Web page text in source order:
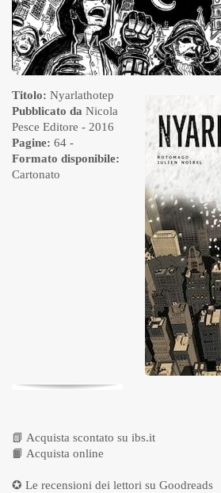
Titolo: Nyarlathotep
Pubblicato da Nicola
Pesce Editore - 2016
Pagine: 64 -
Formato disponibile:
Cartonato
📗 Acquista scontato su ibs.it
📙 Acquista online
✪ Le recensioni dei lettori su Goodreads